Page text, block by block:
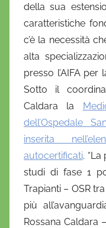
della sua
caratteristiche
c’è la necessità
alta
presso l’AIFA per
Sotto il
Caldara la
dell’Ospedale
inserita
autocertificati.
studi di fase 1
Trapianti – OSR
più
Rossana Caldara